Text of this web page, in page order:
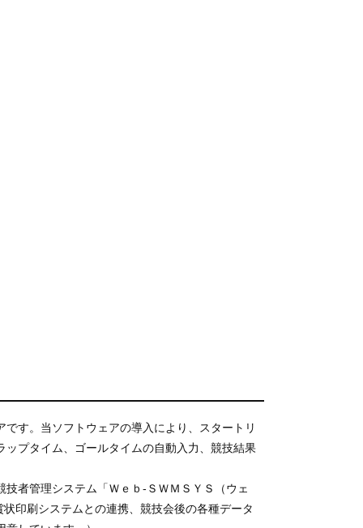
す。当ソフトウェアの導入により、スタートリ
プタイム、ゴールタイムの自動入力、競技結果
者管理システム「Ｗｅｂ-ＳＷＭＳＹＳ（ウェ
印刷システムとの連携、競技会後の各種データ